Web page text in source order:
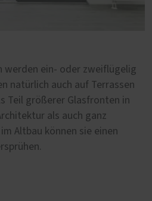
werden ein- oder zweiflügelig
natürlich auch auf Terrassen
Teil größerer Glasfronten in
als auch ganz
Altbau können sie einen